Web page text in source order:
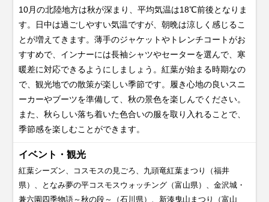
10月の北陸地方は秋が深まり、平均気温は18℃前後となりま
す。日中は過ごしやすい気温ですが、朝晩は涼しく感じるこ
とが増えてきます。薄手のジャケットやトレンチコートがお
すすめで、インナーには長袖シャツやセーターを選んで、寒
暖差に対応できるようにしましょう。紅葉が始まる時期なの
で、観光地での散策が楽しい季節です。履き心地の良いスニ
ーカーやブーツを準備して、秋の景色を楽しんでください。
また、秋らしい落ち着いた色合いの服を取り入れることで、
季節感を楽しむことができます。
イベント・観光
紅葉シーズン、コスモスの見ごろ、九頭竜紅葉まつり（福井
県）、となみ夢の平コスモスウォッチング（富山県）、金沢城・
兼六園四季物語～秋の段～（石川県）、新湊曳山まつり（富山